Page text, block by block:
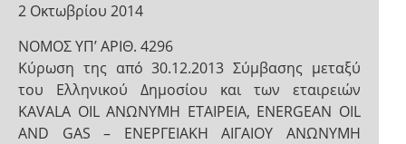
2 Οκτωβρίου 2014
ΝΟΜΟΣ ΥΠ’ ΑΡΙΘ. 4296
Κύρωση της από 30.12.2013 Σύμβασης μεταξύ
του Ελληνικού Δημοσίου και των εταιρειών
KAVALA OIL ΑΝΩΝΥΜΗ ΕΤΑΙΡΕΙΑ, ENERGEAN OIL
AND GAS – ΕΝΕΡΓΕΙΑΚΗ ΑΙΓΑΙΟΥ ΑΝΩΝΥΜΗ